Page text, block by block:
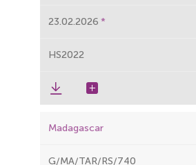
23.02.2026
HS2022
Madagascar
G/MA/TAR/RS/740